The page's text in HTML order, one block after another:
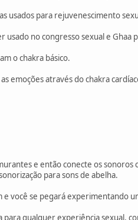
usados para rejuvenescimento
usado no congresso sexual e Ghaa
o chakra básico.
emoções através do chakra
e então conecte os
para sons de abelha.
e você se pegará experimentando
para qualquer experiência sexual,